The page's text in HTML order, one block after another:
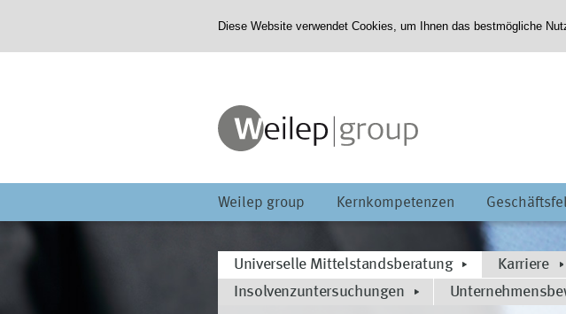
Diese Website verwendet Cookies, um Ihnen das bestmögliche
Weilep group Kernkompetenzen
Universelle Mittelstandsberatung
Karriere
Insolvenzuntersuchungen